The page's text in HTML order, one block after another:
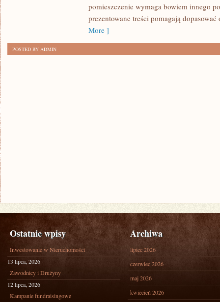
pomieszczenie wymaga bowiem innego
prezentowane treści pomagają
More ]
POSTED BY ADMIN
Ostatnie wpisy
Inwestowanie w Nieruchomości
13 lipca, 2026
Zawodnicy i Drużyny
12 lipca, 2026
Kampanie fundraisingowe
Archiwa
lipiec 2026
czerwiec 2026
maj 2026
kwiecień 2026